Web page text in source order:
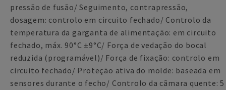
pressão de fusão/ Seguimento, contrapressão,
dosagem: controlo em circuito fechado/ Controlo da
temperatura da garganta de alimentação: em circuito
fechado, máx. 90°C ±9°C/ Força de vedação do bocal
reduzida (programável)/ Força de fixação: controlo em
circuito fechado/ Proteção ativa do molde: baseada em
sensores durante o fecho/ Controlo da câmara quente: 5